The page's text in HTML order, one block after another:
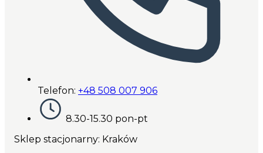
Telefon: +48 508 007 906
8.30-15.30 pon-pt
Sklep stacjonarny: Kraków